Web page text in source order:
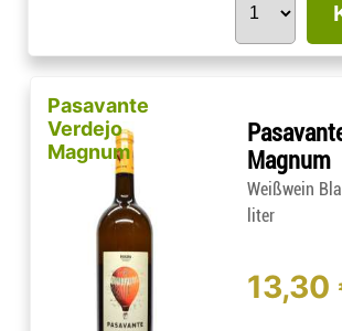
Pasavante
Verdejo
Magnum
Magnum
Weißwein
liter
13,30